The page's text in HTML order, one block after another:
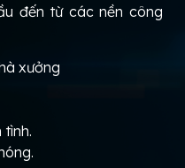
đến từ các nền công
xưởng